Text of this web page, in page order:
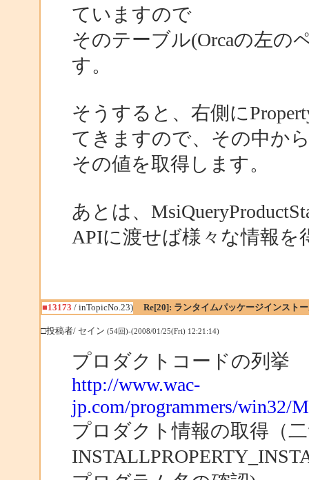
ていますので
そのテーブル(Orcaの左の
す。
そうすると、右側に
てきますので、その中か
その値を取得します。
あとは、
APIに渡せば様々な情報
■13173 / inTopicNo.23) Re[20]: ランタイムパッケージインスト
□投稿者/ セイン (54回)-(2008/01/25(Fri) 12:21:14)
プロダクトコードの列挙
http://www.wac-
jp.com/programmers/win32/
プロダクト情報の取得（